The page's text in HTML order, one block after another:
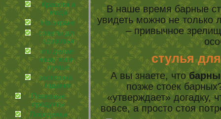
Красота и
мода
На экране
советы для
здоровья
что делает
нашу жизнь
лучше
эзотерика и
гадания
Полезные
продукты
Посиделки
В наше время барные
увидеть можно не
– привычное
стулья
А вы знаете, что
позже стоек
«утверждает» догадку,
вовсе, а просто стоя